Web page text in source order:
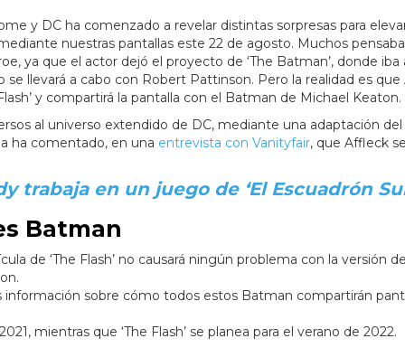
y DC ha comenzado a revelar distintas sorpresas para
nuestras pantallas este 22 de agosto. Muchos
ya que el actor dejó el proyecto de ‘The Batman’, donde iba
llevará a cabo con Robert Pattinson. Pero la realidad es
y compartirá la pantalla con el Batman de Michael Keaton.
al universo extendido de DC, mediante una adaptación
ha comentado, en una entrevista con Vanityfair, que Affleck
trabaja en un juego de ‘El Escuadrón
Batman
de ‘The Flash’ no causará ningún problema con la versión
sobre cómo todos estos Batman compartirán
mientras que ‘The Flash’ se planea para el verano de 2022.